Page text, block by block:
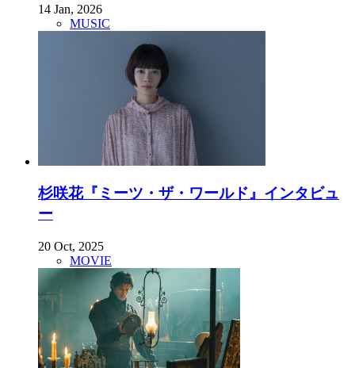
14 Jan, 2026
MUSIC
杉咲花『ミーツ・ザ・ワールド』インタビュ
ー
20 Oct, 2025
MOVIE